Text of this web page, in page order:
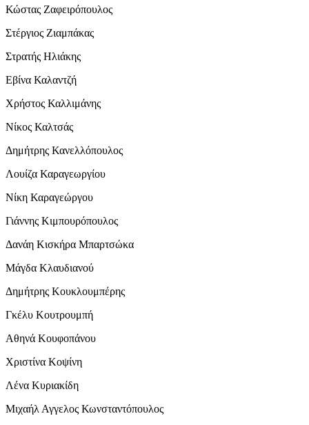
Κώστας Ζαφειρόπουλος
Στέργιος Ζιαμπάκας
Στρατής Ηλιάκης
Εβίνα Καλαντζή
Χρήστος Καλλιμάνης
Νίκος Καλτσάς
Δημήτρης Κανελλόπουλος
Λουίζα Καραγεωργίου
Νίκη Καραγεώργου
Γιάννης Κιμπουρόπουλος
Δανάη Κισκήρα Μπαρτσώκα
Μάγδα Κλαυδιανού
Δημήτρης Κουκλουμπέρης
Γκέλυ Κουτρουμπή
Αθηνά Κουφοπάνου
Χριστίνα Κοψίνη
Λένα Κυριακίδη
Μιχαήλ Αγγελος Κωνσταντόπουλος